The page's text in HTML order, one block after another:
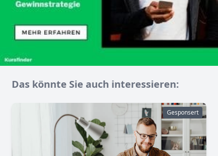
Das könnte Sie auch interessieren:
Gesponsert